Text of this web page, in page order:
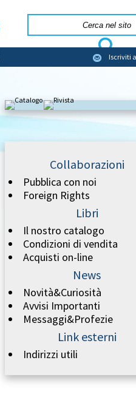
Iscriviti
Collaborazioni
Pubblica con noi
Foreign Rights
Libri
Il nostro catalogo
Condizioni di vendita
Acquisti on-line
News
Novità&Curiosità
Avvisi Importanti
Messaggi&Profezie
Link esterni
Indirizzi utili